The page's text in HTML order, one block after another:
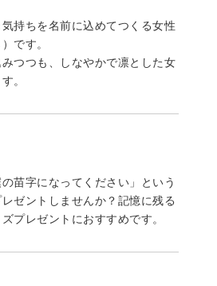
気持ちを名前に込めてつくる女性
です。
つつも、しなやかで凛とした女
。
苗字になってください」という
ゼントしませんか？記憶に残る
プレゼントにおすすめです。